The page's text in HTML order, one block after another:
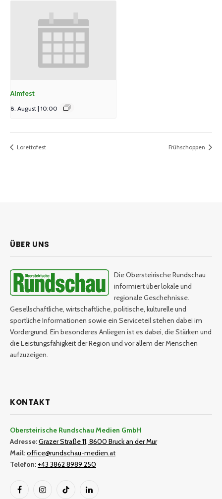
Almfest
8. August | 10:00
Lorettofest Frühschoppen
ÜBER UNS
Die Obersteirische Rundschau
informiert über lokale und
regionale Geschehnisse.
Gesellschaftliche, wirtschaftliche, politische, kulturelle und
sportliche Informationen sowie ein Serviceteil stehen dabei im
Vordergrund. Ein besonderes Anliegen ist es dabei, die Stärken und
die Leistungsfähigkeit der Region und vor allem der Menschen
aufzuzeigen.
KONTAKT
Obersteirische Rundschau Medien GmbH
Adresse:Grazer Straße 11, 8600 Bruck an der Mur
Mail:office@rundschau-medien.at
Telefon: +43 3862 8989 250
FacebookInstagramTikTok LinkedIn